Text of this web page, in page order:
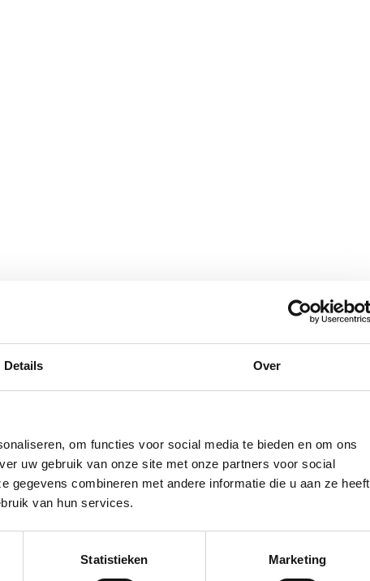
Details Over
om functies voor social media te bieden en om ons
uw gebruik van onze site met onze partners voor social
gegevens combineren met andere informatie die u aan ze heeft
van hun services.
Statistieken Marketing